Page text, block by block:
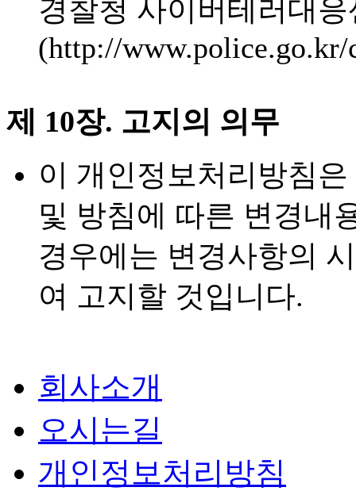
경찰청 사이버테러대응
(http://
제 10장. 고지의 의무
이 개인정보처리방침
및 방침에 따른 변경내
경우에는 변경사항의
여 고지할 것입니다.
회사소개
오시는길
개인정보처리방침